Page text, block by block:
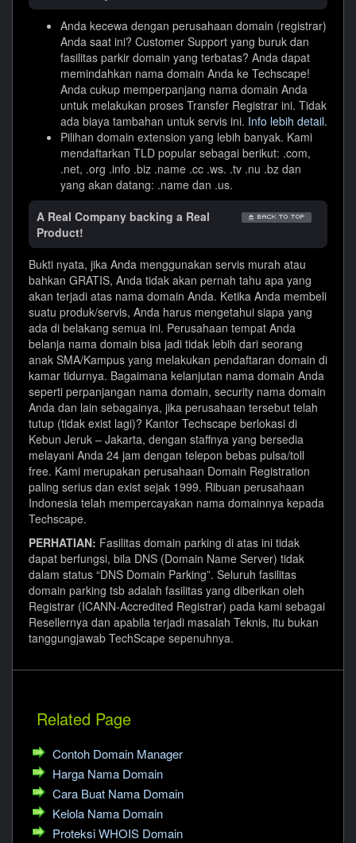
Anda kecewa dengan perusahaan domain (registrar)
Anda saat ini? Customer Support yang buruk dan
fasilitas parkir domain yang terbatas? Anda dapat
memindahkan nama domain Anda ke Techscape!
Anda cukup memperpanjang nama domain Anda
untuk melakukan proses Transfer Registrar ini. Tidak
ada biaya tambahan untuk servis ini. Info lebih detail.
Pilihan domain extension yang lebih banyak. Kami
mendaftarkan TLD popular sebagai berikut: .com,
.net, .org .info .biz .name .cc .ws. .tv .nu .bz dan
yang akan datang: .name dan .us.
A Real Company backing a Real
Product!
Bukti nyata, jika Anda menggunakan servis murah atau
bahkan GRATIS, Anda tidak akan pernah tahu apa yang
akan terjadi atas nama domain Anda. Ketika Anda membeli
suatu produk/servis, Anda harus mengetahui siapa yang
ada di belakang semua ini. Perusahaan tempat Anda
belanja nama domain bisa jadi tidak lebih dari seorang
anak SMA/Kampus yang melakukan pendaftaran domain di
kamar tidurnya. Bagaimana kelanjutan nama domain Anda
seperti perpanjangan nama domain, security nama domain
Anda dan lain sebagainya, jika perusahaan tersebut telah
tutup (tidak exist lagi)? Kantor Techscape berlokasi di
Kebun Jeruk – Jakarta, dengan staffnya yang bersedia
melayani Anda 24 jam dengan telepon bebas pulsa/toll
free. Kami merupakan perusahaan Domain Registration
paling serius dan exist sejak 1999. Ribuan perusahaan
Indonesia telah mempercayakan nama domainnya kepada
Techscape.
PERHATIAN: Fasilitas domain parking di atas ini tidak
dapat berfungsi, bila DNS (Domain Name Server) tidak
dalam status “DNS Domain Parking”. Seluruh fasilitas
domain parking tsb adalah fasilitas yang diberikan oleh
Registrar (ICANN-Accredited Registrar) pada kami sebagai
Resellernya dan apabila terjadi masalah Teknis, itu bukan
tanggungjawab TechScape sepenuhnya.
Related Page
Contoh Domain Manager
Harga Nama Domain
Cara Buat Nama Domain
Kelola Nama Domain
Proteksi WHOIS Domain